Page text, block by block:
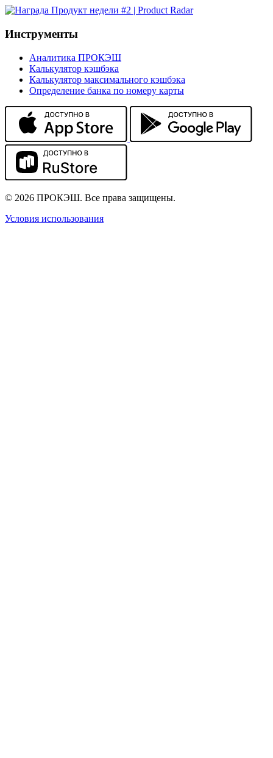
Инструменты
Аналитика ПРОКЭШ
Калькулятор кэшбэка
Калькулятор максимального кэшбэка
Определение банка по номеру карты
© 2026 ПРОКЭШ. Все права защищены.
Условия использования